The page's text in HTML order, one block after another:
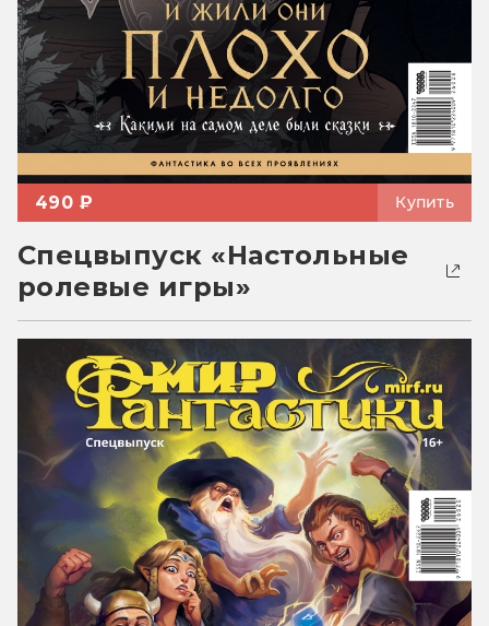
490 ₽ Купить
Спецвыпуск «Настольные
ролевые игры»